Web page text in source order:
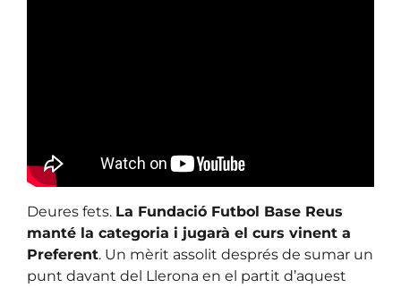
Deures fets. La Fundació Futbol Base Reus
manté la categoria i jugarà el curs vinent a
Preferent. Un mèrit assolit després de sumar un
punt davant del Llerona en el partit d’aquest